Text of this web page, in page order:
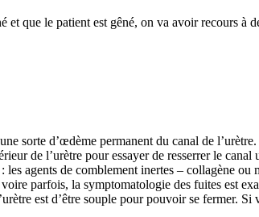
et que le patient est gêné, on va avoir recours à
sorte d’œdème permanent du canal de
de l’urètre pour essayer de resserrer le
les agents de comblement inertes – collagène
parfois, la symptomatologie des fuites est
est d’être souple pour pouvoir se fermer.